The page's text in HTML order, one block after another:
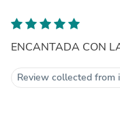
ENCANTADA CON
Review collected from